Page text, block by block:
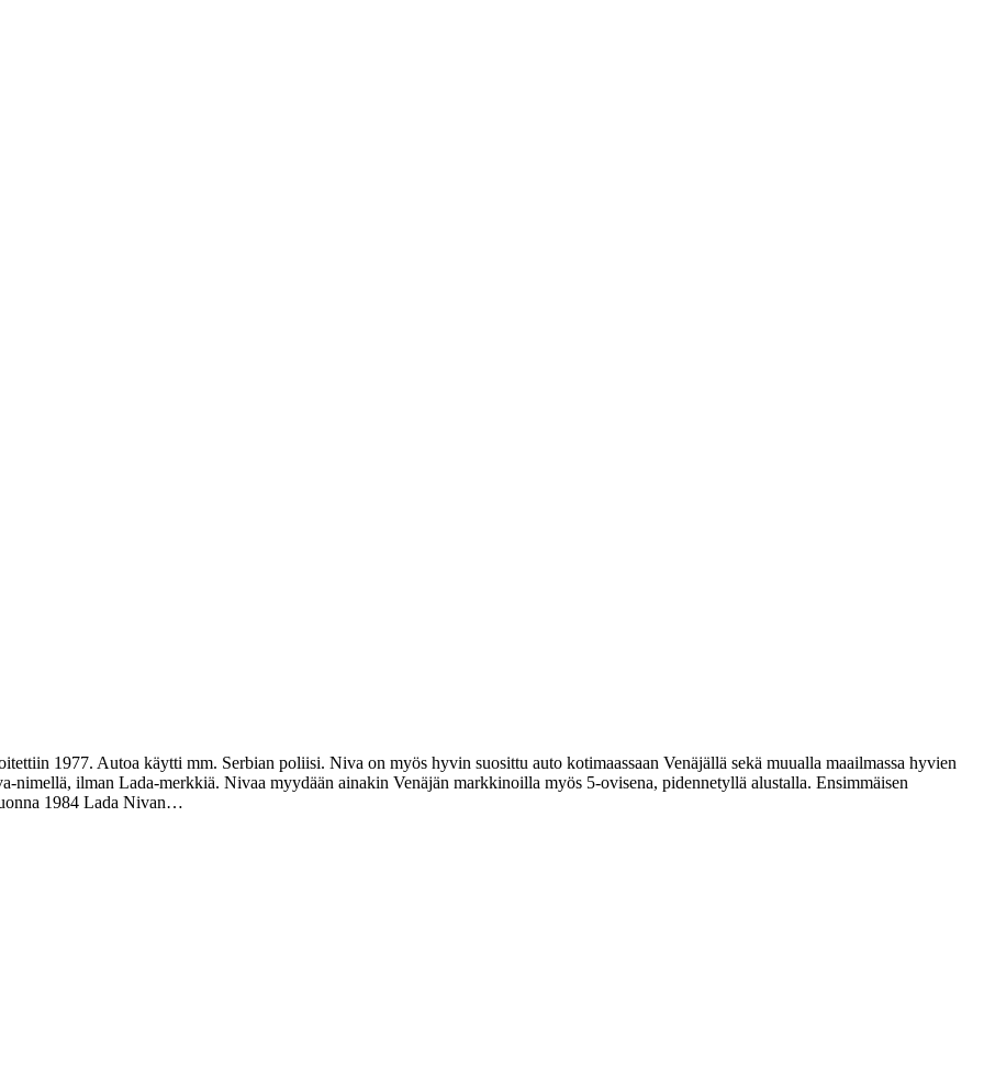
1977. Autoa käytti mm. Serbian poliisi. Niva on myös hyvin suosittu auto kotimaassaan Venäjällä sekä muualla maailmassa hyvien
nimellä, ilman Lada-merkkiä. Nivaa myydään ainakin Venäjän markkinoilla myös 5-ovisena, pidennetyllä alustalla. Ensimmäisen
1984 Lada Nivan…